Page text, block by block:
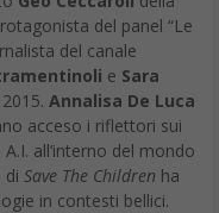
del panel “Le
del canale
e Sara
Annalisa De Luca
acceso i riflettori sui
all’interno del mondo
di Save The Children ha
in contesti bellici.